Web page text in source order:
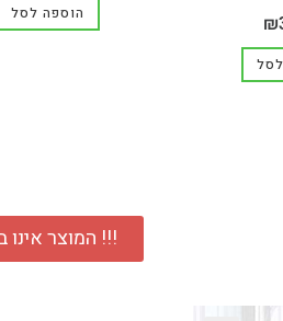
₪ הוספה לסל
!!! המוצר אינו